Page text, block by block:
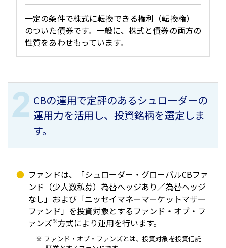
一定の条件で株式に転換できる権利（転換権）
のついた債券です。一般に、株式と債券の両方の
性質をあわせもっています。
CBの運用で定評のあるシュローダーの
運用力を活用し、投資銘柄を選定しま
す。
ファンドは、「シュローダー・グローバルCBファ
ンド（少人数私募） 為替ヘッジあり／為替ヘッジ
なし」および「ニッセイマネーマーケットマザー
ファンド」を投資対象とするファンド・オブ・フ
ァンズ※方式により運用を行います。
ファンド・オブ・ファンズとは、投資対象を投資信託